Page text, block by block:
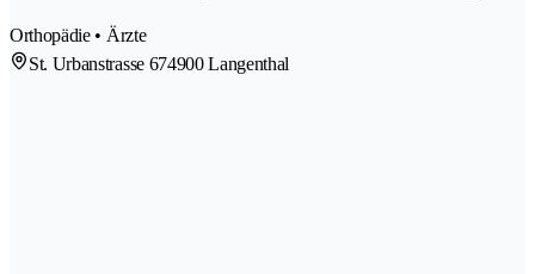
Orthopädie • Ärzte
St. Urbanstrasse 674900 Langenthal